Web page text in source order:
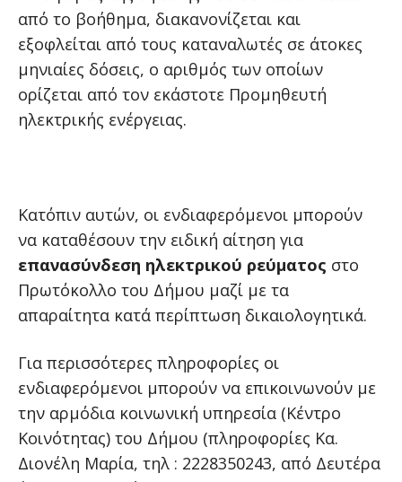
από το βοήθημα, διακανονίζεται και
εξοφλείται από τους καταναλωτές σε άτοκες
μηνιαίες δόσεις, ο αριθμός των οποίων
ορίζεται από τον εκάστοτε Προμηθευτή
ηλεκτρικής ενέργειας.
Κατόπιν αυτών, οι ενδιαφερόμενοι μπορούν
να καταθέσουν την ειδική αίτηση για
επανασύνδεση ηλεκτρικού ρεύματος στο
Πρωτόκολλο του Δήμου μαζί με τα
απαραίτητα κατά περίπτωση δικαιολογητικά.
Για περισσότερες πληροφορίες οι
ενδιαφερόμενοι μπορούν να επικοινωνούν με
την αρμόδια κοινωνική υπηρεσία (Κέντρο
Κοινότητας) του Δήμου (πληροφορίες Κα.
Διονέλη Μαρία, τηλ : 2228350243, από Δευτέρα